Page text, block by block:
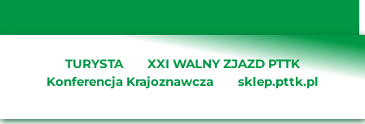
TURYSTA
XXI WALNY ZJAZD PTTK
Konferencja Krajoznawcza
sklep.pttk.pl